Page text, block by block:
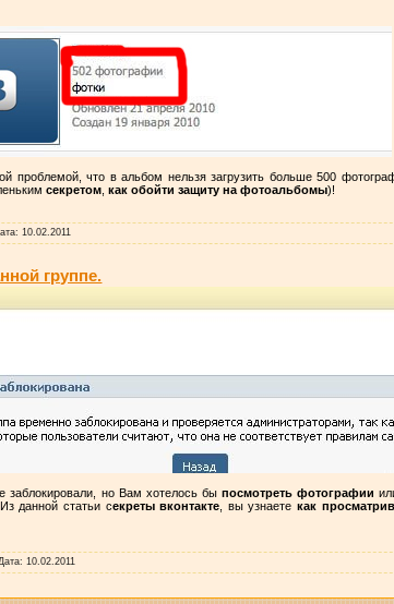
проблемой, что в альбом нельзя загрузить больше 500
секретом ,как обойти защиту на фотоальбомы)!
10.02.2011
группе.
заблокировали, но Вам хотелось бы посмотреть фотографии
данной статьи секреты вконтакте , вы узнаетекак
10.02.2011